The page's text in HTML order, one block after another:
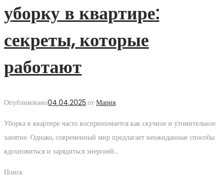
уборку в квартире:
секреты, которые
работают
Опубликовано04.04.2025.от Мария.
Уборка в квартире часто воспринимается как скучное и утомительное
занятие. Однако, современный мир предлагает неожиданные способы
вдохновиться и зарядиться энергией…
Поиск